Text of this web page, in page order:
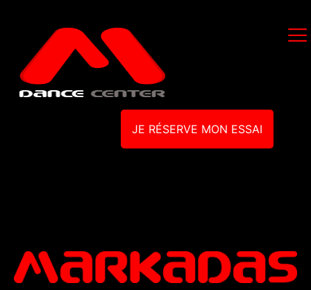
JE RÉSERVE MON ESSAI